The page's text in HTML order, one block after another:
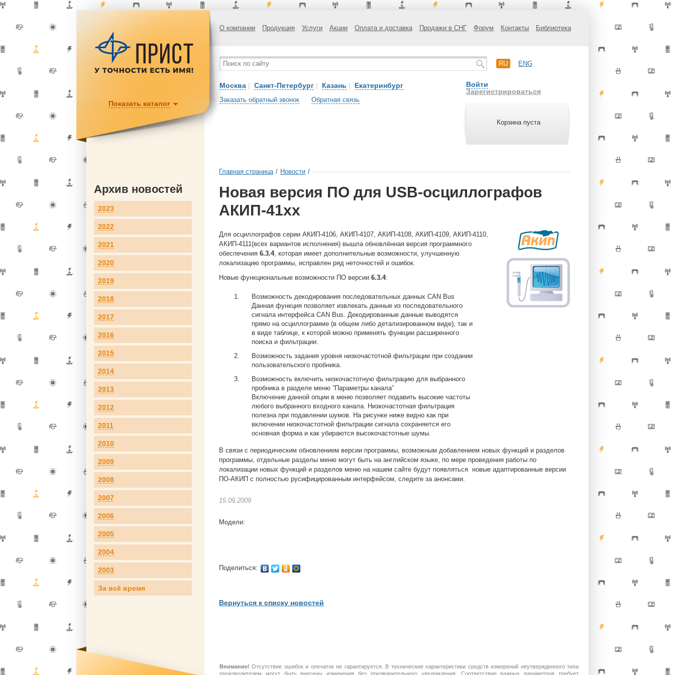
О компании Продукция Услуги Акции Оплата и доставка Продажи в СНГ Форум Контакты Библиотека
RU ENG
Москва | Санкт-Петербург | Казань | Екатеринбург
Заказать обратный звонок Обратная связь
Войти
Зарегистрироваться
Корзина пуста
Показать каталог
Архив новостей
2023
2022
2021
2020
2019
2018
2017
2016
2015
2014
2013
2012
2011
2010
2009
2008
2007
2006
2005
2004
2003
За всё время
Главная страница / Новости /
Новая версия ПО для USB-осциллографов
АКИП-41xx
Для осциллографов серии АКИП-4106, АКИП-4107, АКИП-4108, АКИП-4109, АКИП-4110,
АКИП-4111(всех вариантов исполнения) вышла обновлённая версия программного
обеспечения 6.3.4, которая имеет дополнительные возможности, улучшенную
локализацию программы, исправлен ряд неточностей и ошибок.
Новые функциональные возможности ПО версии 6.3.4:
Возможность декодирования последовательных данных CAN Bus
Данная функция позволяет извлекать данные из последовательного
сигнала интерфейса CAN Bus. Декодированные данные выводятся
прямо на осциллограмме (в общем либо детализированном виде), так и
в виде таблице, к которой можно применять функции расширенного
поиска и фильтрации.
Возможность задания уровня низкочастотной фильтрации при создании
пользовательского пробника.
Возможность включить низкочастотную фильтрацию для выбранного
пробника в разделе меню ”Параметры канала”
Включение данной опции в меню позволяет подавить высокие частоты
любого выбранного входного канала. Низкочастотная фильтрация
полезна при подавлении шумов. На рисунке ниже видно как при
включении низкочастотной фильтрации сигнала сохраняется его
основная форма и как убираются высокочастотные шумы.
В связи с периодическим обновлением версии программы, возможным добавлением новых функций и разделов
программы, отдельные разделы меню могут быть на английском языке, по мере проведения работы по
локализации новых функций и разделов меню на нашем сайте будут появляться новые адаптированные версии
ПО-АКИП с полностью русифицированным интерфейсом, следите за анонсами.
15.09.2009
Модели:
Поделиться:
Вернуться к списку новостей
Внимание! Отсутствие ошибок и опечаток не гарантируется. В технические характеристики средств измерений неутвержденного типа
производителем могут быть внесены изменения без предварительного уведомления. Соответствие важных параметров требует